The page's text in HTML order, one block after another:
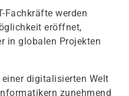
Fachkräfte werden
eröffnet,
in globalen Projekten
einer digitalisierten Welt
zunehmend